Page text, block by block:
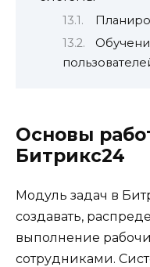
Основы
Битрикс24
Модуль задач в
создавать,
выполнение
сотрудниками.